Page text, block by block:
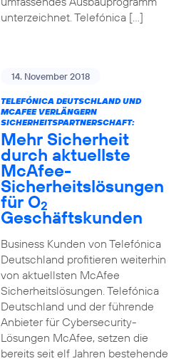
unterzeichnet. Telefónica […]
14. November 2018
TELEFÓNICA DEUTSCHLAND UND
MCAFEE VERLÄNGERN
SICHERHEITSPARTNERSCHAFT:
Mehr Sicherheit
durch aktuellste
McAfee-
Sicherheitslösungen
für O2
Geschäftskunden
Business Kunden von Telefónica
Deutschland profitieren weiterhin
von aktuellsten McAfee
Sicherheitslösungen. Telefónica
Deutschland und der führende
Anbieter für Cybersecurity-
Lösungen McAfee, setzen die
bereits seit elf Jahren bestehende